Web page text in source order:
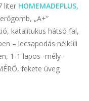
liter HOMEMADEPLUS,
„A+”
katalitukus hátsó fal,
– lecsapodás nélküli
1-1 lapos- mély-
fekete üveg